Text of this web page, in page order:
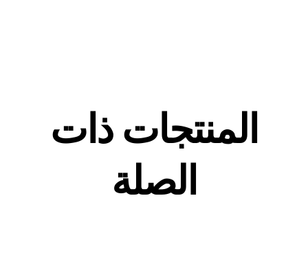
المنتجات ذات
الصلة